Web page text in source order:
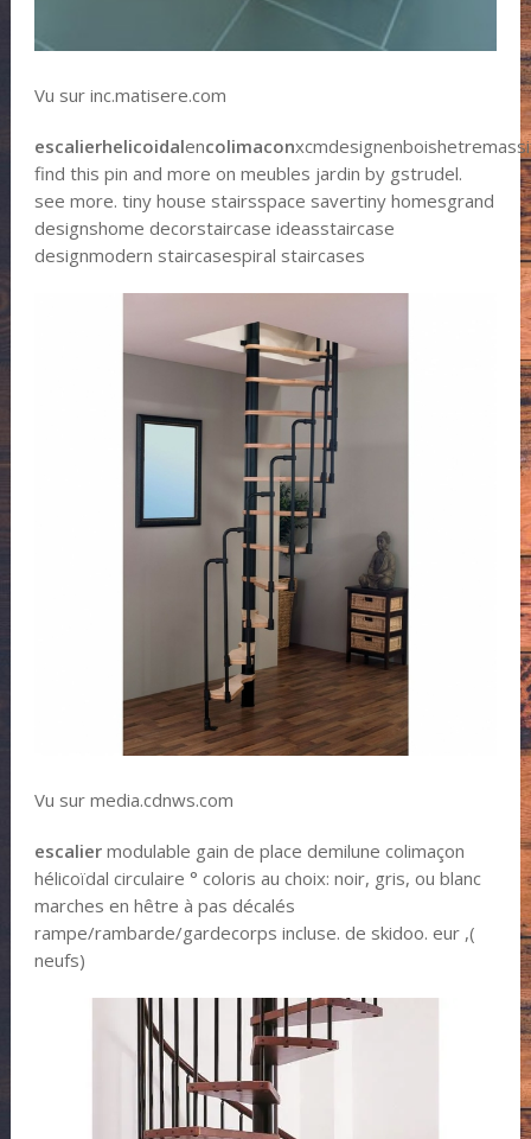
Vu sur inc.matisere.com
escalierhelicoidalencolimacon
find this pin and more on meubles jardin by gstrudel.
see more. tiny house stairsspace savertiny homesgrand
designshome decorstaircase ideasstaircase
designmodern staircasespiral staircases
Vu sur media.cdnws.com
escaliermodulable gain de place demilune colimaçon
hélicoïdal circulaire ° coloris au choix: noir, gris, ou blanc
marches en hêtre à pas décalés
rampe/rambarde/gardecorps incluse. de skidoo. eur ,(
neufs)